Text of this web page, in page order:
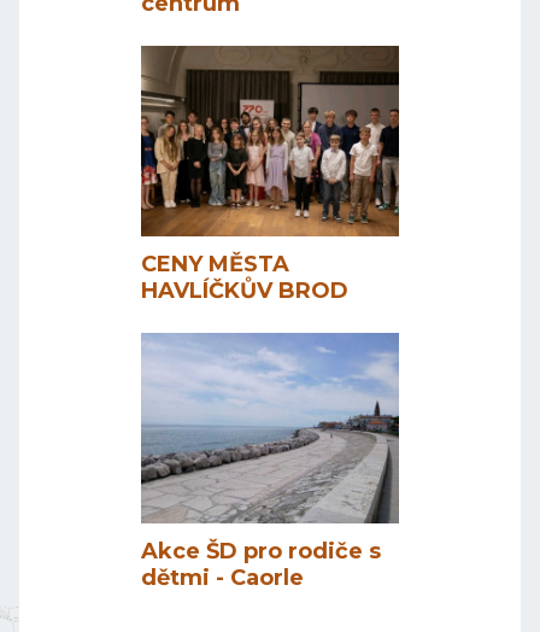
CENY MĚSTA
HAVLÍČKŮV BROD
Akce ŠD pro rodiče s
dětmi - Caorle